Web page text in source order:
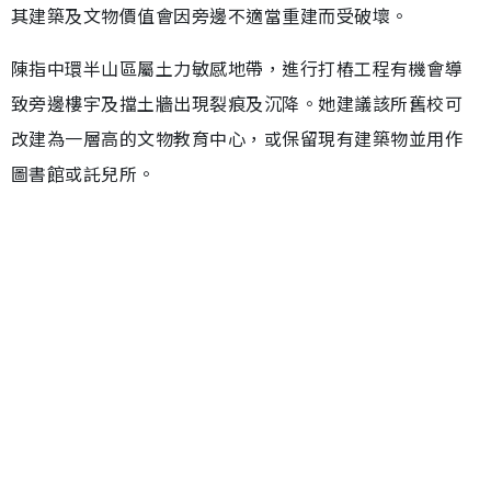
其建築及文物價值會因旁邊不適當重建而受破壞。
陳指中環半山區屬土力敏感地帶，進行打樁工程有機會導
致旁邊樓宇及擋土牆出現裂痕及沉降。她建議該所舊校可
改建為一層高的文物教育中心，或保留現有建築物並用作
圖書館或託兒所。